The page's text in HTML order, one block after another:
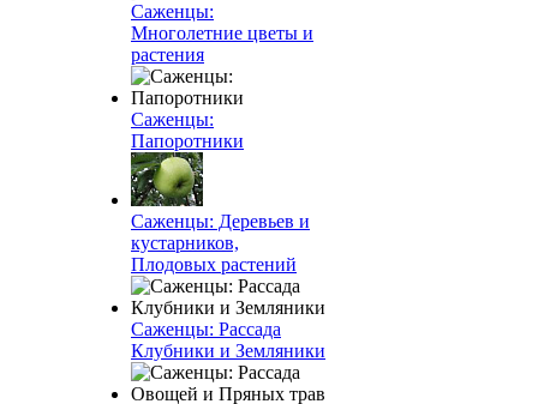
Саженцы:
Многолетние цветы и
растения
Саженцы:
Папоротники
Саженцы: Деревьев и
кустарников,
Плодовых растений
Саженцы: Рассада
Клубники и Земляники